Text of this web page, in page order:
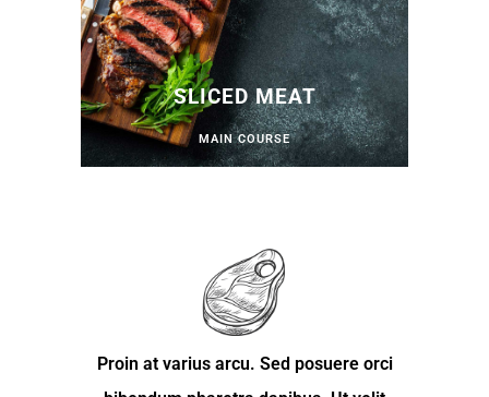
SLICED ​​MEAT
MAIN COURSE
Proin at varius arcu. Sed posuere orci